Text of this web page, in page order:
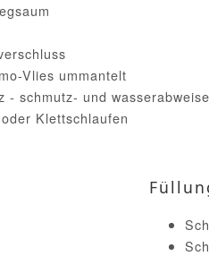
Vlies ummantelt
schmutz- und
Klettschlaufen